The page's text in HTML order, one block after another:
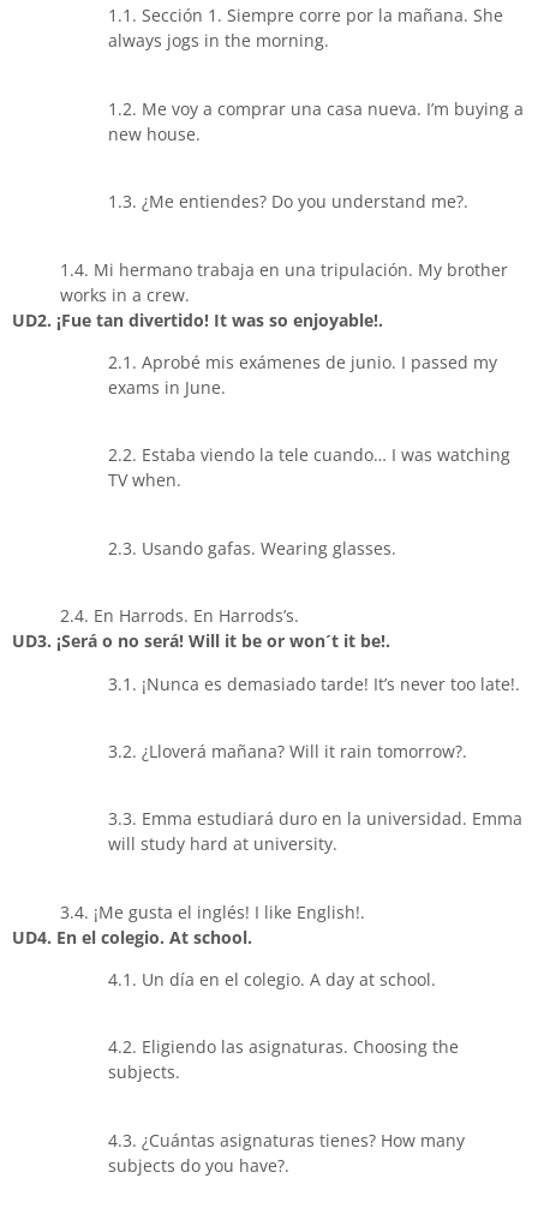
1.1. Sección 1. Siempre corre por la mañana. She
always jogs in the morning.
1.2. Me voy a comprar una casa nueva. I’m buying a
new house.
1.3. ¿Me entiendes? Do you understand me?.
1.4. Mi hermano trabaja en una tripulación. My brother
works in a crew.
UD2. ¡Fue tan divertido! It was so enjoyable!.
2.1. Aprobé mis exámenes de junio. I passed my
exams in June.
2.2. Estaba viendo la tele cuando… I was watching
TV when.
2.3. Usando gafas. Wearing glasses.
2.4. En Harrods. En Harrods’s.
UD3. ¡Será o no será! Will it be or won´t it be!.
3.1. ¡Nunca es demasiado tarde! It’s never too late!.
3.2. ¿Lloverá mañana? Will it rain tomorrow?.
3.3. Emma estudiará duro en la universidad. Emma
will study hard at university.
3.4. ¡Me gusta el inglés! I like English!.
UD4. En el colegio. At school.
4.1. Un día en el colegio. A day at school.
4.2. Eligiendo las asignaturas. Choosing the
subjects.
4.3. ¿Cuántas asignaturas tienes? How many
subjects do you have?.